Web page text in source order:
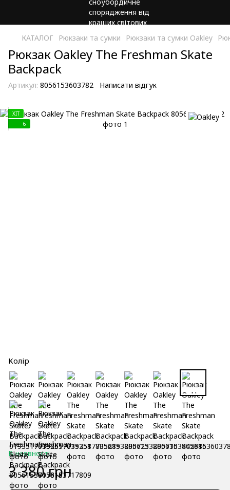
КАТАЛОГ Рюкзаки та сумки Рюкзаки та сумки Oakley
Рюкзак Oakley The Freshman Skate
Backpack
Артикул: 8056153603782 Написати відгук
ХIT
6
Колір
В наявності
3 380 грн